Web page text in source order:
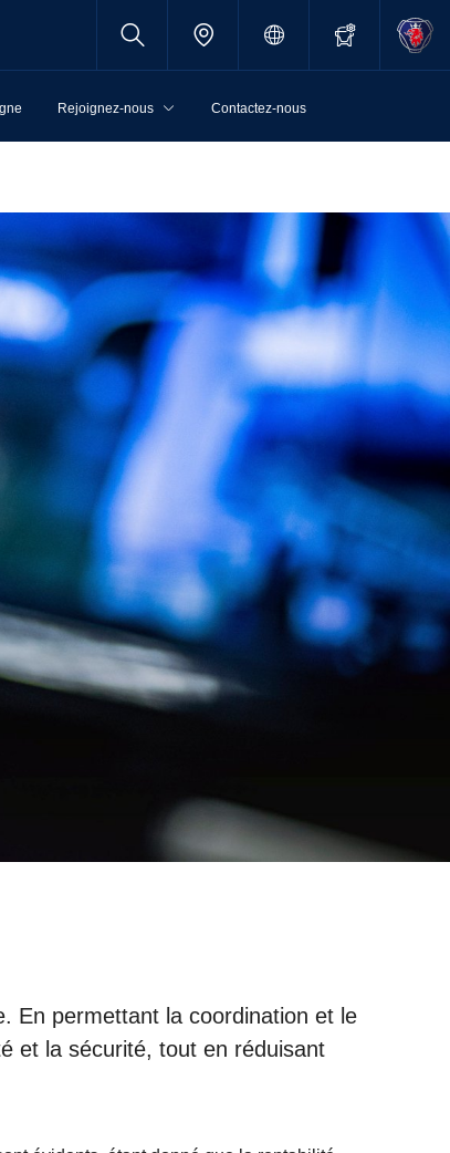
Rejoignez-nous Contactez-nous
En permettant la coordination et le
et la sécurité, tout en réduisant